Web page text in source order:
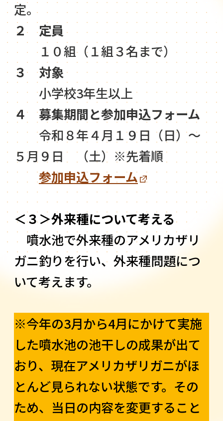
定。
２ 定員
１０組（１組３名まで）
３ 対象
小学校3年生以上
４ 募集期間と参加申込フォーム
令和８年４月１９日（日）～
５月９日 （土）※先着順
参加申込フォーム
＜３＞外来種について考える
噴水池で外来種のアメリカザリ
ガニ釣りを行い、外来種問題につ
いて考えます。
※今年の3月から4月にかけて実施
した噴水池の池干しの成果が出て
おり、現在アメリカザリガニがほ
とんど見られない状態です。その
ため、当日の内容を変更すること